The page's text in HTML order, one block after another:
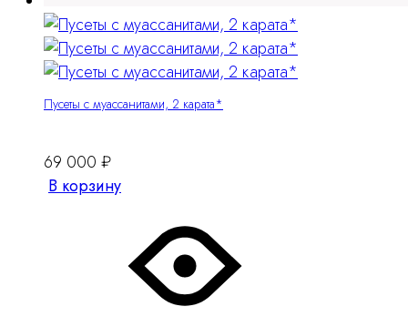
Пусеты с муассанитами, 2 карата*
69 000 ₽
В корзину